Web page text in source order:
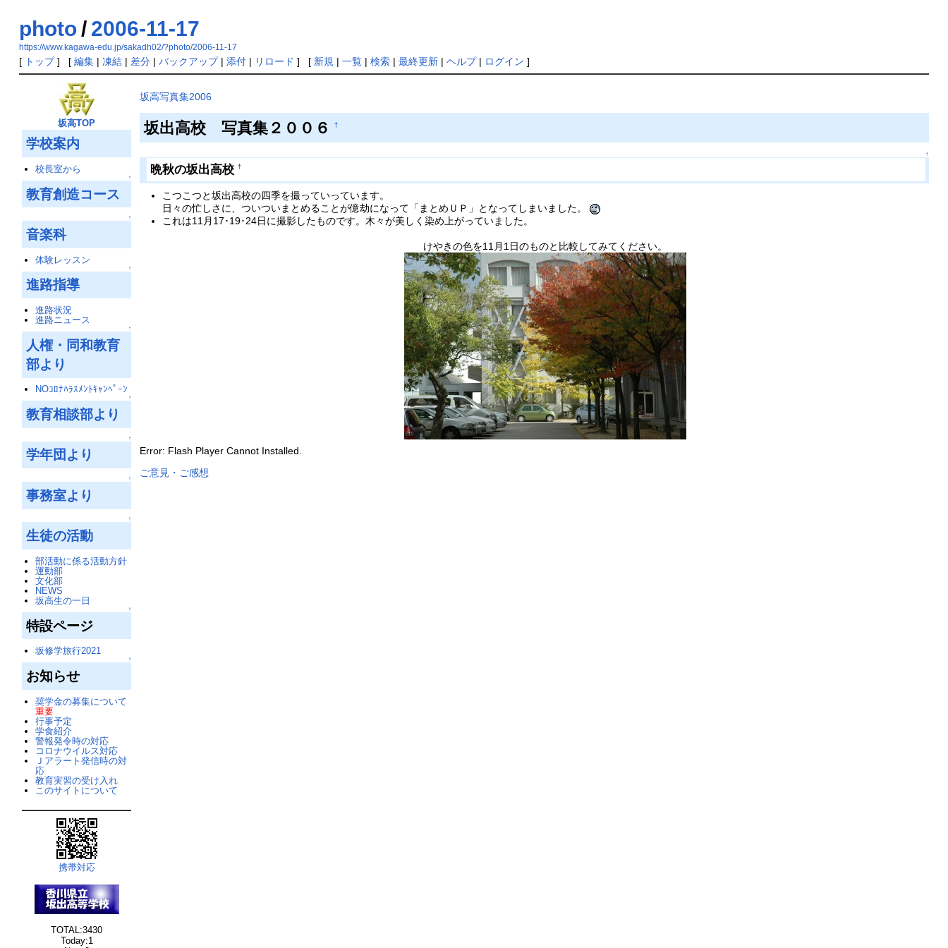
photo/ 2006-11-17
https://www.kagawa-edu.jp/sakadh02/?photo/2006-11-17
[ トップ] [ 編集| 凍結| 差分| バックアップ| 添付| リロード ] [ 新規 | 一覧| 検索| 最終更新| ヘルプ| ログイン ]
坂高写真集2006
坂出高校 写真集２００６†
↑
晩秋の坂出高校 †
こつこつと坂出高校の四季を撮っていっています。
日々の忙しさに、ついついまとめることが億劫になって「まとめＵＰ」となってしまいました。
これは11月17･19･24日に撮影したものです。木々が美しく染め上がっていました。
けやきの色を11月1日のものと比較してみてください。
Error: Flash Player Cannot Installed.
ご意見・ご感想
坂高TOP
学校案内
校長室から
↑
教育創造コース
↑
音楽科
体験レッスン
↑
進路指導
進路状況
進路ニュース
↑
人権・同和教育
部より
NOｺﾛﾅﾊﾗｽﾒﾝﾄｷｬﾝﾍﾟｰﾝ
↑
教育相談部より
↑
学年団より
↑
事務室より
↑
生徒の活動
部活動に係る活動方針
運動部
文化部
NEWS
坂高生の一日
↑
特設ページ
坂修学旅行2021
↑
お知らせ
奨学金の募集について
重要
行事予定
学食紹介
警報発令時の対応
コロナウイルス対応
Ｊアラート発信時の対
応
教育実習の受け入れ
このサイトについて
携帯対応
TOTAL:3430
Today:1